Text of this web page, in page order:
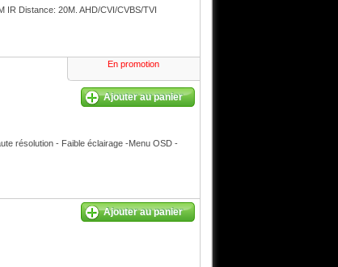
Distance: 20M. AHD/CVI/CVBS/TVI
En promotion
Ajouter au panier
résolution - Faible éclairage -Menu OSD -
Ajouter au panier